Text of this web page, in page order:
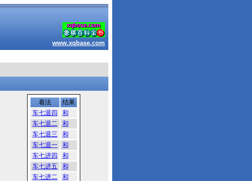
www.xqbase.com
着法
结果
车七退四
和
车七退二
和
车七退三
和
车七退一
和
车七进四
和
车七进五
和
车七进二
和